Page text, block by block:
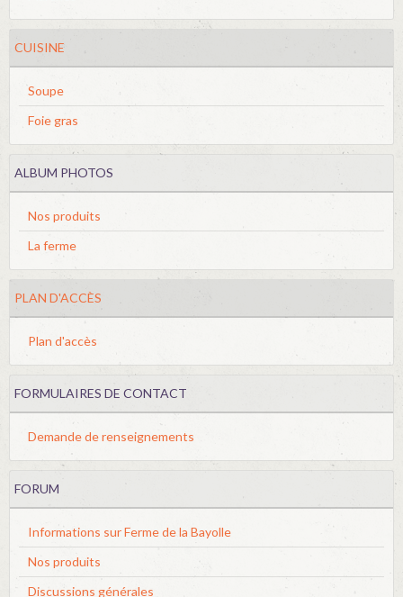
CUISINE
Soupe
Foie gras
ALBUM PHOTOS
Nos produits
La ferme
PLAN D'ACCÈS
Plan d'accès
FORMULAIRES DE CONTACT
Demande de renseignements
FORUM
Informations sur Ferme de la Bayolle
Nos produits
Discussions générales